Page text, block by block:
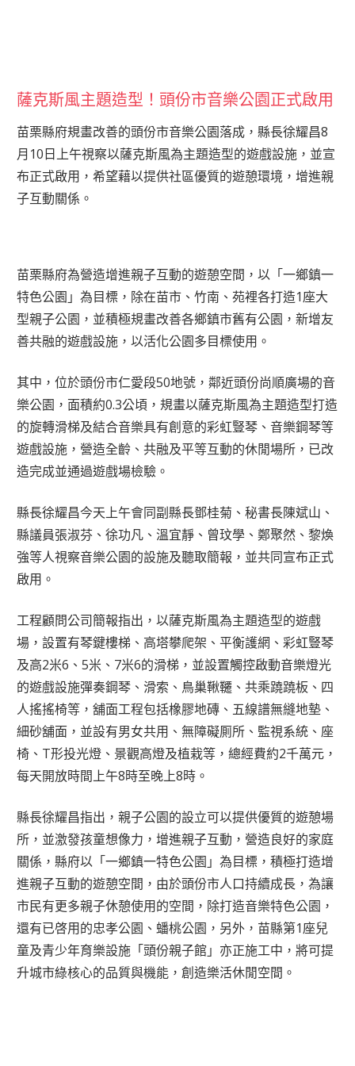
薩克斯風主題造型！頭份市音樂公園正式啟用
苗栗縣府規畫改善的頭份市音樂公園落成，縣長徐耀昌8
月10日上午視察以薩克斯風為主題造型的遊戲設施，並宣
布正式啟用，希望藉以提供社區優質的遊憩環境，增進親
子互動關係。
苗栗縣府為營造增進親子互動的遊憩空間，以「一鄉鎮一
特色公園」為目標，除在苗市、竹南、苑裡各打造1座大
型親子公園，並積極規畫改善各鄉鎮市舊有公園，新增友
善共融的遊戲設施，以活化公園多目標使用。
其中，位於頭份市仁愛段50地號，鄰近頭份尚順廣場的音
樂公園，面積約0.3公頃，規畫以薩克斯風為主題造型打造
的旋轉滑梯及結合音樂具有創意的彩虹豎琴、音樂鋼琴等
遊戲設施，營造全齡、共融及平等互動的休閒場所，已改
造完成並通過遊戲場檢驗。
縣長徐耀昌今天上午會同副縣長鄧桂菊、秘書長陳斌山、
縣議員張淑芬、徐功凡、溫宜靜、曾玟學、鄭聚然、黎煥
強等人視察音樂公園的設施及聽取簡報，並共同宣布正式
啟用。
工程顧問公司簡報指出，以薩克斯風為主題造型的遊戲
場，設置有琴鍵樓梯、高塔攀爬架、平衡護網、彩虹豎琴
及高2米6、5米、7米6的滑梯，並設置觸控啟動音樂燈光
的遊戲設施彈奏鋼琴、滑索、鳥巢鞦韆、共乘蹺蹺板、四
人搖搖椅等，舖面工程包括橡膠地磚、五線譜無縫地墊、
細砂舖面，並設有男女共用、無障礙厠所、監視系統、座
椅、T形投光燈、景觀高燈及植栽等，總經費約2千萬元，
每天開放時間上午8時至晚上8時。
縣長徐耀昌指出，親子公園的設立可以提供優質的遊憩場
所，並激發孩童想像力，增進親子互動，營造良好的家庭
關係，縣府以「一鄉鎮一特色公園」為目標，積極打造增
進親子互動的遊憩空間，由於頭份市人口持續成長，為讓
市民有更多親子休憩使用的空間，除打造音樂特色公園，
還有已啓用的忠孝公園、蟠桃公園，另外，苗縣第1座兒
童及青少年育樂設施「頭份親子館」亦正施工中，將可提
升城市綠核心的品質與機能，創造樂活休閒空間。